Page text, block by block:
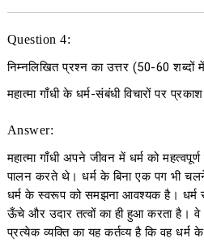
Question 4:
निम्नलिखित प्रश्न का उत्तर (50-60शब्दों में
महात्मा गाँधी के धर्म-संबंधी विचारों पर
Answer:
महात्मा गाँधी अपने जीवन में धर्म को
पालन करते थे। धर्म के बिना एक पग भी
धर्म के स्वरूप को समझना आवश्यक है। धर्म से
ऊँचे और उदार तत्वों का ही हुआ करता है। वे
प्रत्येक व्यक्ति का यह कर्तव्य है कि वह